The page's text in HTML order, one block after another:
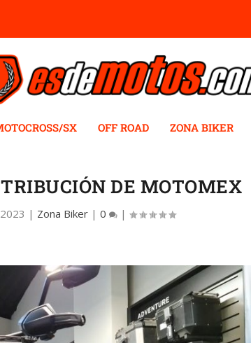
SX OFF ROAD ZONA BIKER
DE MOTOMEX
| Zona Biker| 0 |